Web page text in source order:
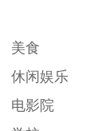
美食
休闲娱乐
电影院